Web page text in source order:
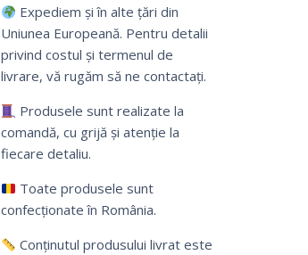
Expediem și în alte țări din
Uniunea Europeană. Pentru detalii
privind costul și termenul de
livrare, vă rugăm să ne contactați.
Produsele sunt realizate la
comandă, cu grijă și atenție la
fiecare detaliu.
Toate produsele sunt
confecționate în România.
Conținutul produsului livrat este